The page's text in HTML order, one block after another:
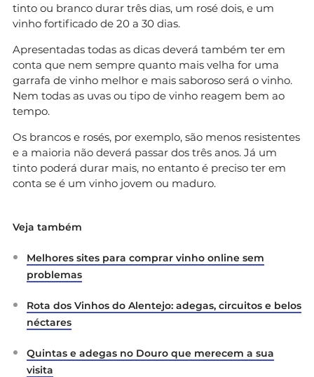
tinto ou branco durar três dias, um rosé dois, e um
vinho fortificado de 20 a 30 dias.
Apresentadas todas as dicas deverá também ter em
conta que nem sempre quanto mais velha for uma
garrafa de vinho melhor e mais saboroso será o vinho.
Nem todas as uvas ou tipo de vinho reagem bem ao
tempo.
Os brancos e rosés, por exemplo, são menos resistentes
e a maioria não deverá passar dos três anos. Já um
tinto poderá durar mais, no entanto é preciso ter em
conta se é um vinho jovem ou maduro.
Veja também
Melhores sites para comprar vinho online sem
problemas
Rota dos Vinhos do Alentejo: adegas, circuitos e belos
néctares
Quintas e adegas no Douro que merecem a sua
visita